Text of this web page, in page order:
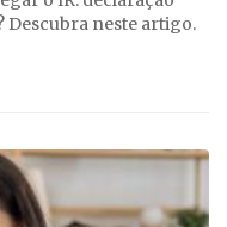
Descubra neste artigo.